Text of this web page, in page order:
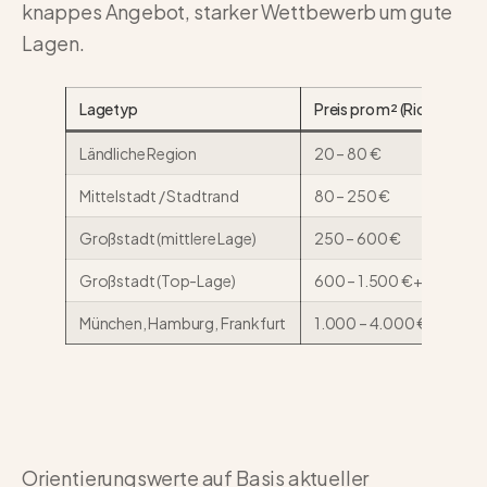
knappes Angebot, starker Wettbewerb um gute
Lagen.
Lagetyp Preis pro m² (Richtwert)
Ländliche Region 20 – 80 €
Mittelstadt / Stadtrand 80 – 250 €
Großstadt (mittlere Lage) 250 – 600 €
Großstadt (Top-Lage) 600 – 1.500 €+
München, Hamburg, Frankfurt 1.000 – 4.000 €+
Orientierungswerte auf Basis aktueller